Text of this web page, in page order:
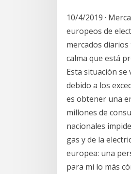
10/4/2019 ·
europeos de
mercados
calma que está
Esta situación se
debido a los
es obtener una
millones de
nacionales
gas y de la
europea: una
para mi lo más